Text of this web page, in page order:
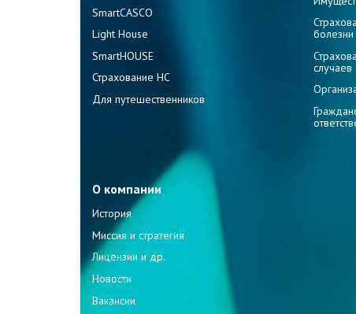
SmartCASCO
Light House
SmartHOUSE
Страхование НС
Для путешественников
болезни
случаев
О компании
История
Миссия и стратегия
Лицензии и др.
Новости
Вакансии